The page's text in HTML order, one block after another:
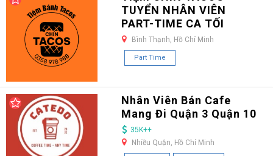
TUYỂN NHÂN VIÊN
PART-TIME CA TỐI
Bình Thạnh, Hồ Chí Minh
Part Time
Nhân Viên Bán Cafe
Mang Đi Quận 3 Quận 10
35K++
Nhiều Quận, Hồ Chí Minh